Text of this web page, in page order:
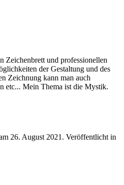
Zeichenbrett und professionellen
der Gestaltung und des
Zeichnung kann man auch
etc... Mein Thema ist die Mystik.
26. August 2021 . Veröffentlicht in